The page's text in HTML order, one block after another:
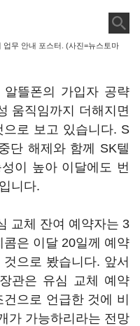
업무 안내 포스터. (사진=뉴스토마
알뜰폰의 가입자 공략
움직임까지 더해지면
로 보고 있습니다. S
단 해제와 함께 SK텔
이 높아 이달에도 번
니다.
교체 잔여 예약자는 3
은 이달 20일께 예약
으로 봤습니다. 앞서
관은 유심 교체 예약
으로 언급한 것에 비
가 가능하리라는 전망